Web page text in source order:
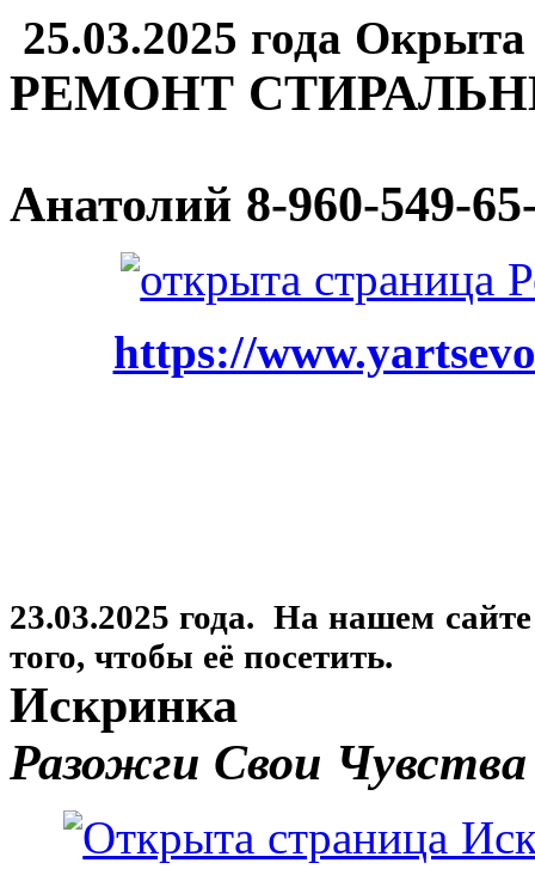
25.03.2025 года
РЕМОНТ
Анатолий 8-960-549-
https://
23.03.2025 года. На нашем
того, чтобы её посетить.
Искринка
Разожги Свои Чувства